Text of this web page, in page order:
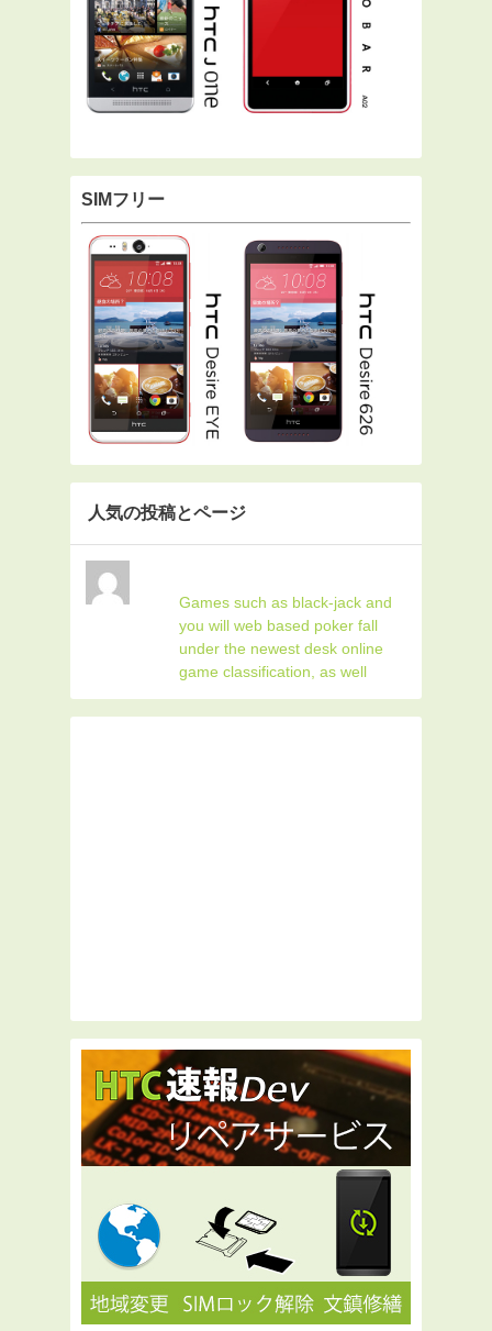
SIMフリー
人気の投稿とページ
Games such as black-jack and
you will web based poker fall
under the newest desk online
game classification, as well